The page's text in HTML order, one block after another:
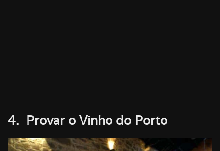
4. Provar o Vinho do Porto